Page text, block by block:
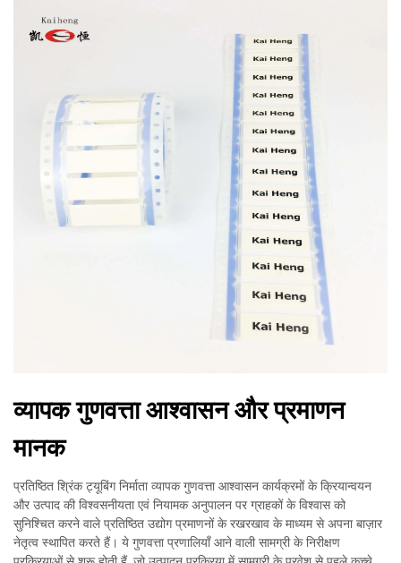
व्यापक गुणवत्ता आश्वासन और प्रमाणन
मानक
प्रतिष्ठित श्रिंक ट्यूबिंग निर्माता व्यापक गुणवत्ता आश्वासन कार्यक्रमों के क्रियान्वयन
और उत्पाद की विश्वसनीयता एवं नियामक अनुपालन पर ग्राहकों के विश्वास को
सुनिश्चित करने वाले प्रतिष्ठित उद्योग प्रमाणनों के रखरखाव के माध्यम से अपना बाज़ार
नेतृत्व स्थापित करते हैं। ये गुणवत्ता प्रणालियाँ आने वाली सामग्री के निरीक्षण